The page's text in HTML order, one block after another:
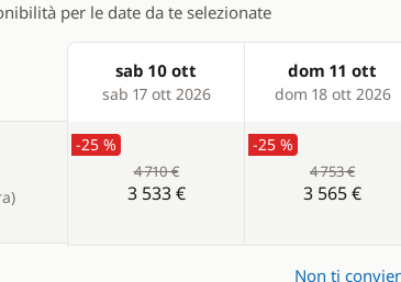
per le date da te selezionate
Products
sab 10 ott
sab 17 ott 2026
dom 11 ott
dom 18 ott 2026
-25 %
4 710 €
3 533 €
-25 %
4 753 €
3 565 €
Non ti